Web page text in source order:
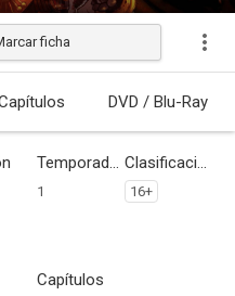
ficha
DVD / Blu-Ray
Temporadas
1
Clasificación por edades
16+
Capítulos